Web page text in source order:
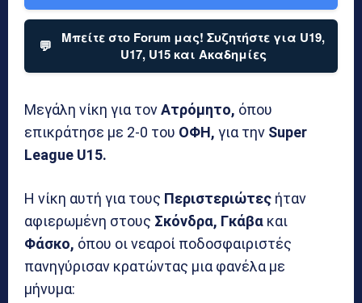
💬
Μπείτε στο Forum μας! Συζητήστε για U19,
U17, U15 και Ακαδημίες
Μεγάλη νίκη για τονΑτρόμητο, όπου
επικράτησε με 2-0 του ΟΦΗ, για την Super
League U15.
Η νίκη αυτή για τους Περιστεριώτες ήταν
αφιερωμένη στους Σκόνδρα, Γκάβα και
Φάσκο, όπου οι νεαροί ποδοσφαιριστές
πανηγύρισαν κρατώντας μια φανέλα με
μήνυμα: